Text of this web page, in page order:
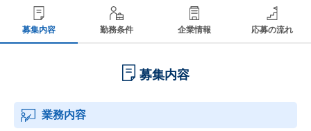
募集内容 勤務条件 企業情報 応募の流れ
募集内容
業務内容